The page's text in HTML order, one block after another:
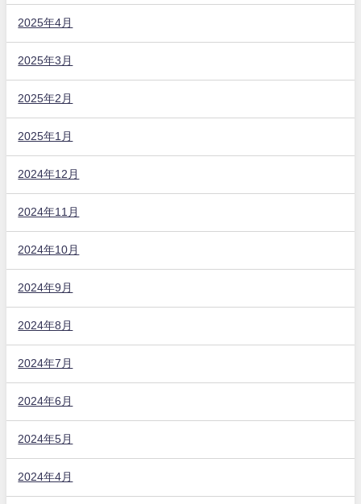
2025年4月
2025年3月
2025年2月
2025年1月
2024年12月
2024年11月
2024年10月
2024年9月
2024年8月
2024年7月
2024年6月
2024年5月
2024年4月